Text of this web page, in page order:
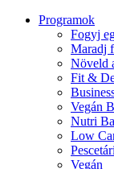
Programok
Fogyj
Maradj
Növeld
Fit &
Vegán
Nutri
Low
Vegán